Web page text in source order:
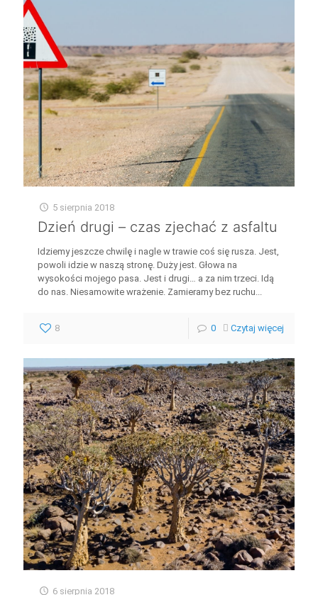
5 sierpnia 2018
Dzień drugi – czas zjechać z asfaltu
Idziemy jeszcze chwilę i nagle w trawie coś się rusza. Jest,
powoli idzie w naszą stronę. Duży jest. Głowa na
wysokości mojego pasa. Jest i drugi… a za nim trzeci. Idą
do nas. Niesamowite wrażenie. Zamieramy bez ruchu...
8 0 Czytaj więcej
6 sierpnia 2018